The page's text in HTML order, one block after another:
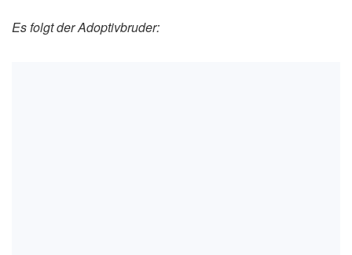
Es folgt der Adoptivbruder: